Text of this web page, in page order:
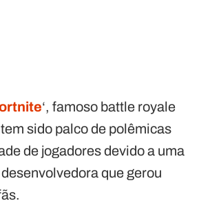
‘, famoso battle royale
sido palco de polêmicas
de jogadores devido a uma
que gerou